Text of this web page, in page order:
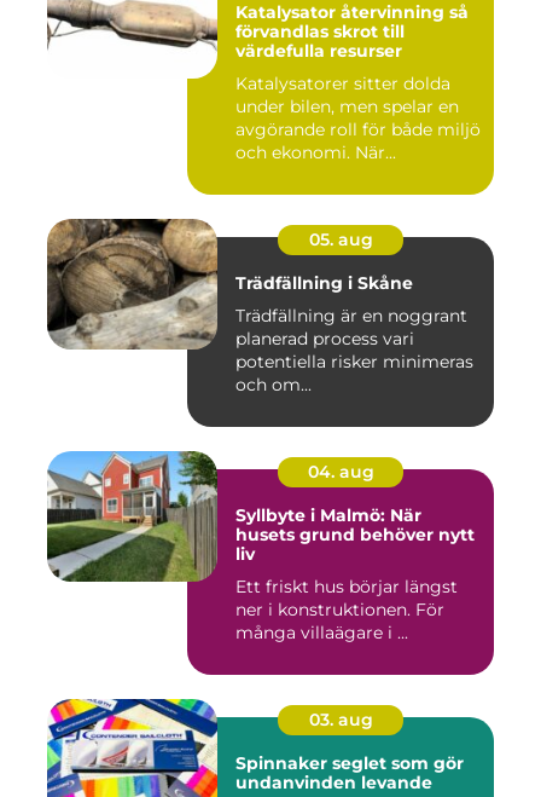
Katalysator återvinning så
förvandlas skrot till
värdefulla resurser
Katalysatorer sitter dolda
under bilen, men spelar en
avgörande roll för både miljö
och ekonomi. När...
05. aug
Trädfällning i Skåne
Trädfällning är en noggrant
planerad process vari
potentiella risker minimeras
och om...
04. aug
Syllbyte i Malmö: När
husets grund behöver nytt
liv
Ett friskt hus börjar längst
ner i konstruktionen. För
många villaägare i ...
03. aug
Spinnaker seglet som gör
undanvinden levande